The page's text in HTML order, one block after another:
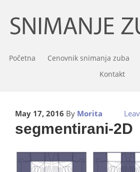
Početna Cenovnik snimanja zuba
Kontakt
May 17, 2016 By Morita
segmentirani-2D